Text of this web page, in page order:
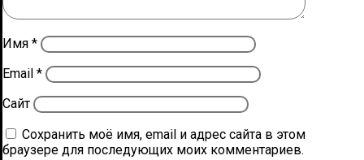
Имя *
Email *
Сайт
Сохранить моё имя, email и адрес сайта в этом
браузере для последующих моих комментариев.